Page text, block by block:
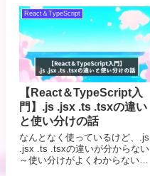
間が大幅に短縮されます。ツー
ルの選択と使い方によって、プ
ログラミングの品質と効率を大
きく向上させることに期待でき
ます
React＆TypeScript
【React＆TypeScript入
門】.js .jsx .ts .tsxの違い
と使い分けの話
なんとなく使っているけど、.js
.jsx .ts .tsxの違いが分からない
～使い分けがよくわからない～